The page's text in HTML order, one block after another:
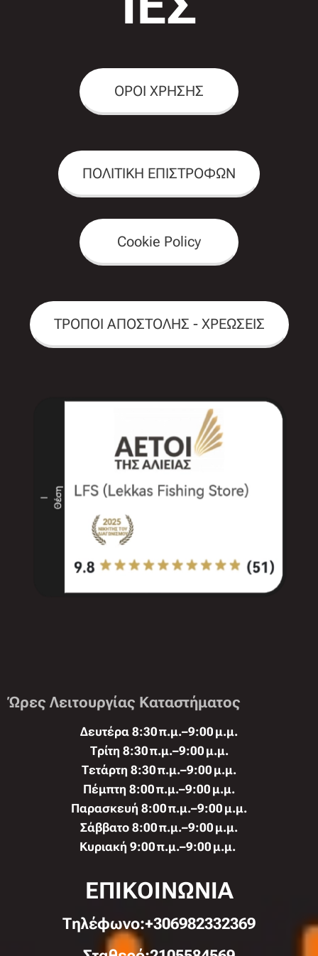
ΟΡΟΙ ΧΡΗΣΗΣ
ΠΟΛΙΤΙΚΗ ΕΠΙΣΤΡΟΦΩΝ
Cookie Policy
ΤΡΟΠΟΙ ΑΠΟΣΤΟΛΗΣ - ΧΡΕΩΣΕΙΣ
Ώρες Λειτουργίας Καταστήματος
Δευτέρα 8:30 π.μ.–9:00 μ.μ.
Τρίτη 8:30 π.μ.–9:00 μ.μ.
Τετάρτη 8:30 π.μ.–9:00 μ.μ.
Πέμπτη 8:00 π.μ.–9:00 μ.μ.
Παρασκευή 8:00 π.μ.–9:00 μ.μ.
Σάββατο 8:00 π.μ.–9:00 μ.μ.
Κυριακή 9:00 π.μ.–9:00 μ.μ.
ΕΠΙΚΟΙΝΩΝΙΑ
Τηλέφωνo:+306982332369